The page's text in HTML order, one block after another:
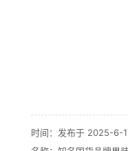
时间：发布于 2025-6-